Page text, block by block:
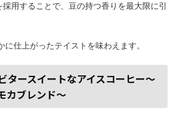
採用することで、豆の持つ香りを最大限に引
に仕上がったテイストを味わえます。
タースイートなアイスコーヒー～
カブレンド～